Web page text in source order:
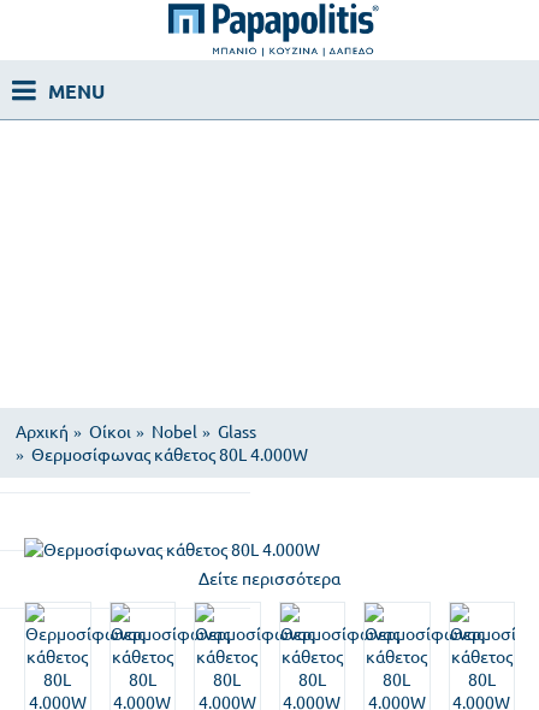
Αρχική Οίκοι Nobel
Glass
Θερμοσίφωνας κάθετος 80L 4.000W
Δείτε περισσότερα